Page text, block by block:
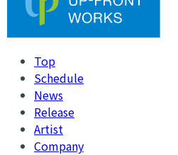
Top
Schedule
News
Release
Artist
Company